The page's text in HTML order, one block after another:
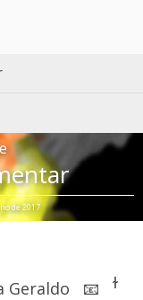
de 2017
Geraldo 📧 ɫ